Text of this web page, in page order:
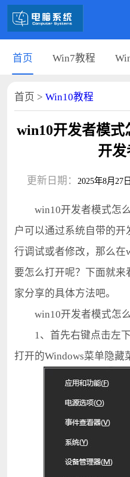
首页 Win7教程
首页 > Win10教程
win10开发者模式
开发
更新日期： 2025年8月27日
win10开发者模式怎么
户可以通过系统自带的
行调试或者修改，那么在
要怎么打开呢？下面就
家分享的具体方法吧。
win10开发者模式怎么
1、首先右键点击左下
打开的Windows菜单隐藏